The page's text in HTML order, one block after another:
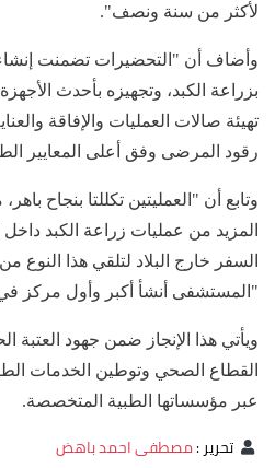
لأكثر من سنة ونصف".
وأضاف أن "التحضيرات تضمنت
بزراعة الكبد، وتجهيزه بأحدث
تهيئة صالات العمليات والإفاقة
رقود المرضى وفق أعلى المعايير
وتابع أن "العمليتين تكللتا بنجاح
المزيد من عمليات زراعة الكبد داخل
السفر خارج البلاد لتلقي هذا النوع
"المستشفى أنشأ أكبر وأول مركز في
ويأتي هذا الإنجاز ضمن جهود العتبة
القطاع الصحي وتوطين الخدمات
عبر مؤسساتها الطبية المتخصصة.
تحرير:مصطفى احمد باهض